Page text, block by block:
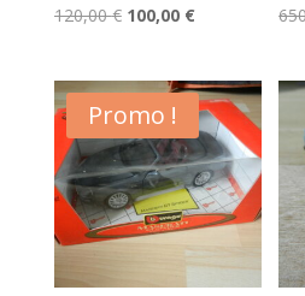
120,00€ Le
initial
était :
120,00 €.
100,00 €Le
actuel
est :
100,00 €.
Promo !